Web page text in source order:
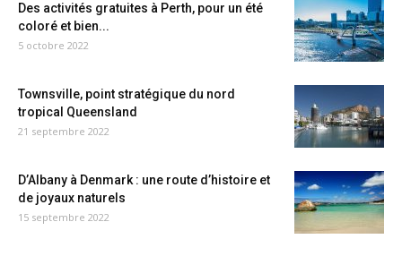
Des activités gratuites à Perth, pour un été
coloré et bien...
5 octobre 2022
Townsville, point stratégique du nord
tropical Queensland
21 septembre 2022
D’Albany à Denmark : une route d’histoire et
de joyaux naturels
15 septembre 2022